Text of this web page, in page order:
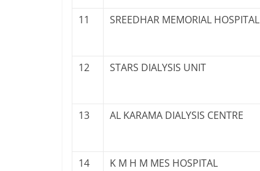
11 SREEDHAR MEMORIAL HOSPITAL
12 STARS DIALYSIS UNIT
13 AL KARAMA DIALYSIS CENTRE
14
K M H M MES HOSPITAL